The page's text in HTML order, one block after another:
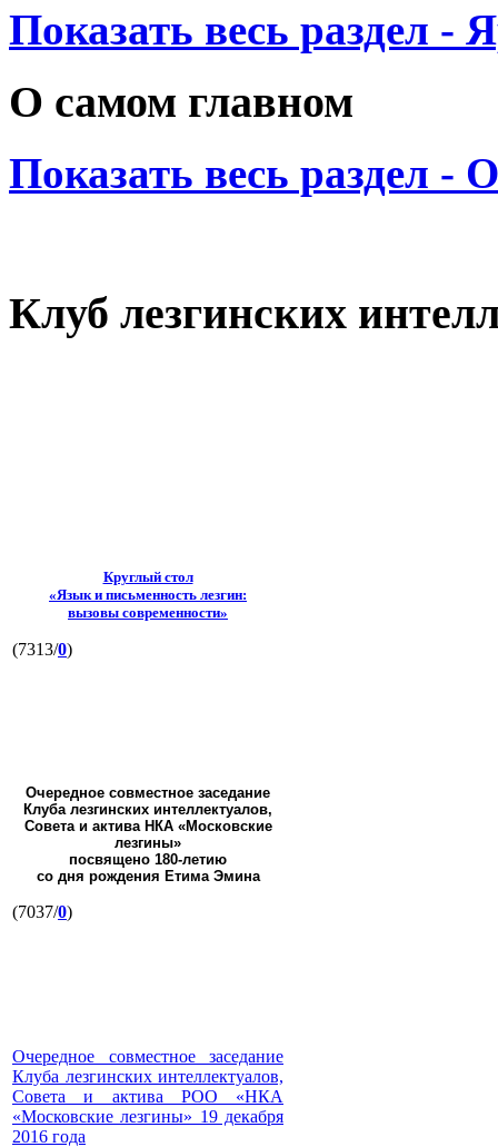
Показать весь раздел -
О самом главном
Показать весь раздел -
Клуб лезгинских
Круглый стол
«Язык и письменность лезгин:
вызовы современности»
(7313/0)
Очередное совместное заседание
Клуба лезгинских интеллектуалов,
Совета и актива НКА «Московские
лезгины»
посвящено 180-летию
со дня рождения Етима Эмина
(7037/0)
Очередное совместное заседание
Клуба лезгинских интеллектуалов,
Совета и актива РОО «НКА
«Московские лезгины» 19 декабря
2016 года